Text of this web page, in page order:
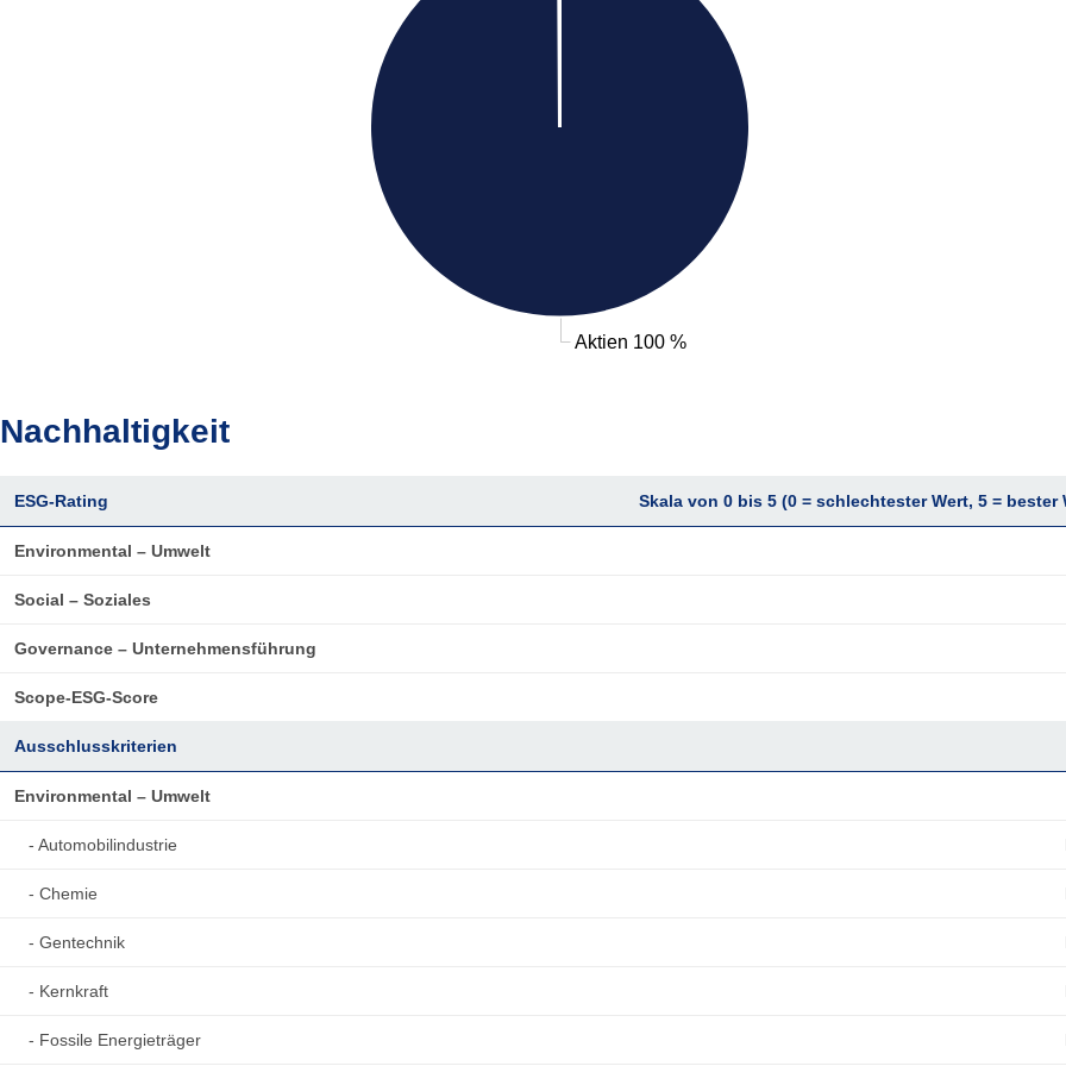
Aktien 100 %
Nachhaltigkeit
ESG-Rating Skala von 0 bis 5 (0 = schlechtester Wert, 5 = bester
Environmental – Umwelt
Social – Soziales
Governance – Unternehmensführung
Scope-ESG-Score
Ausschlusskriterien
Environmental – Umwelt
- Automobilindustrie
- Chemie
- Gentechnik
- Kernkraft
- Fossile Energieträger